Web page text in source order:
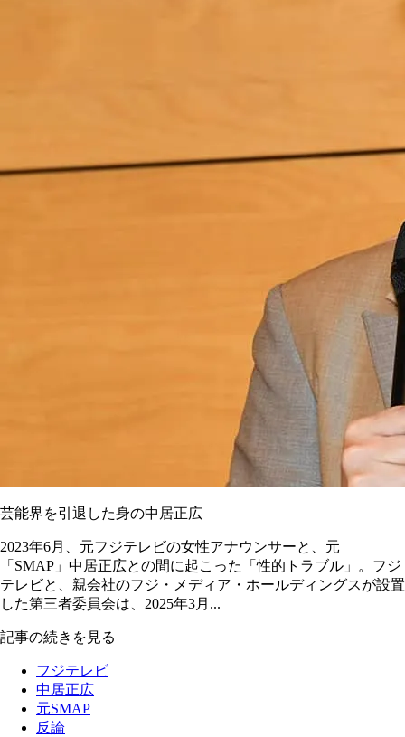
芸能界を引退した身の中居正広
2023年6月、元フジテレビの女性アナウンサーと、元
「SMAP」中居正広との間に起こった「性的トラブル」。フジ
テレビと、親会社のフジ・メディア・ホールディングスが設置
した第三者委員会は、2025年3月...
記事の続きを見る
フジテレビ
中居正広
元SMAP
反論